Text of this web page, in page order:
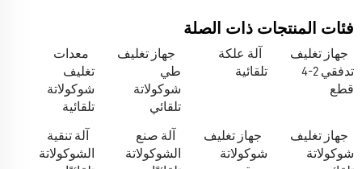
فئات المنتجات ذات الصلة
جهاز تغليف
تدفقي 2-4
قطع
آلة علكة
تلقائية
جهاز تغليف
طي
شوكولاتة
تلقائي
معدات
تغليف
شوكولاتة
تلقائية
جهاز تغليف
شوكولاتة
جهاز تغليف
شوكولاتة
آلة صنع
الشوكولاتة
آلة تنقية
الشوكولاتة